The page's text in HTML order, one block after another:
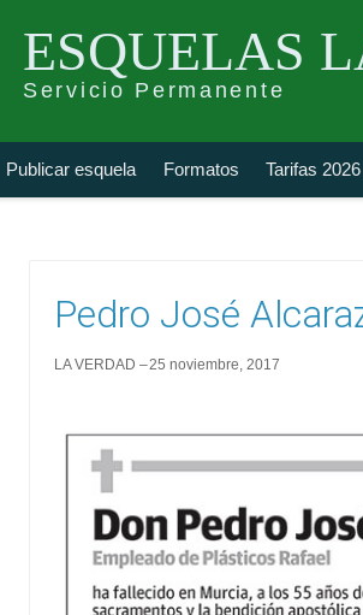
ESQUELAS
Servicio Permanente
Publicar esquela Formatos Tarifas 2026
esquela
Pedro José
LA VERDAD 25 noviembre, 2017